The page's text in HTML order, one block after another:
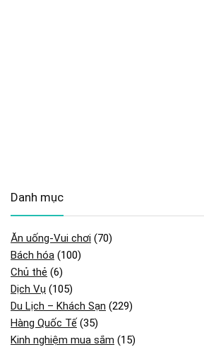
Danh mục
Ăn uống-Vui chơi (70)
Bách hóa (100)
Chủ thẻ (6)
Dịch Vụ (105)
Du Lịch – Khách Sạn (229)
Hàng Quốc Tế (35)
Kinh nghiệm mua sắm (15)